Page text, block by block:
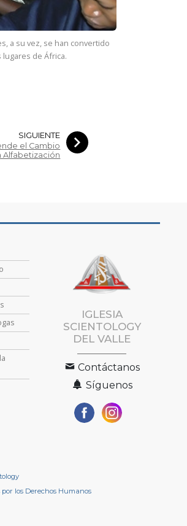
a su vez, se han convertido
de África.
SIGUIENTE
el Cambio
Alfabetización
IGLESIA
SCIENTOLOGY
DEL VALLE
Contáctanos
Síguenos
por los Derechos Humanos